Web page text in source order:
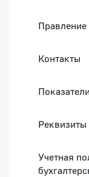
Правление
Контакты
Реквизиты
Учетная